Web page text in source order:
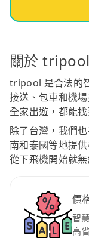
關於
tripool 是合法的
接送、包車和機
全家出遊，都能
除了台灣，我們
南和泰國等地提
從下飛機開始就
價
智
高